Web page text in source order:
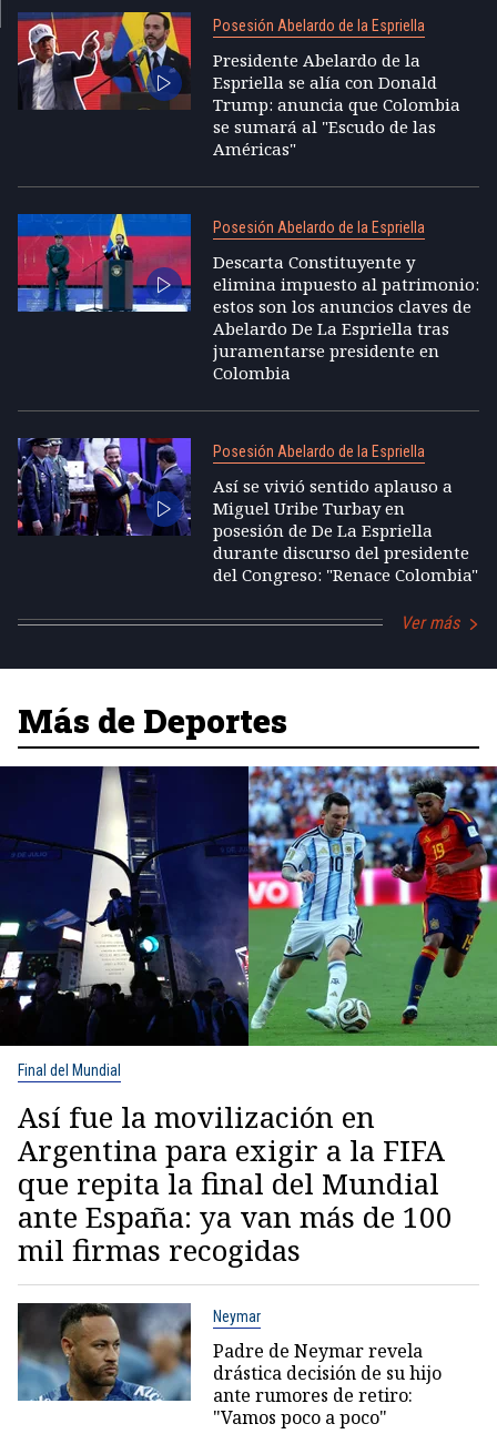
Posesión Abelardo de la Espriella
Presidente Abelardo de la
Espriella se alía con Donald
Trump: anuncia que Colombia
se sumará al "Escudo de las
Américas"
Posesión Abelardo de la Espriella
Descarta Constituyente y
elimina impuesto al patrimonio:
estos son los anuncios claves de
Abelardo De La Espriella tras
juramentarse presidente en
Colombia
Posesión Abelardo de la Espriella
Así se vivió sentido aplauso a
Miguel Uribe Turbay en
posesión de De La Espriella
durante discurso del presidente
del Congreso: "Renace Colombia"
Ver más
Más de Deportes
Final del Mundial
Así fue la movilización en
Argentina para exigir a la FIFA
que repita la final del Mundial
ante España: ya van más de 100
mil firmas recogidas
Neymar
Padre de Neymar revela
drástica decisión de su hijo
ante rumores de retiro:
"Vamos poco a poco"